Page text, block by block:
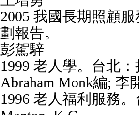
2005 我國長期照顧
劃報告。
彭駕騂
1999 老人學。台北
Abraham Monk編; 李
1996 老人福利服務